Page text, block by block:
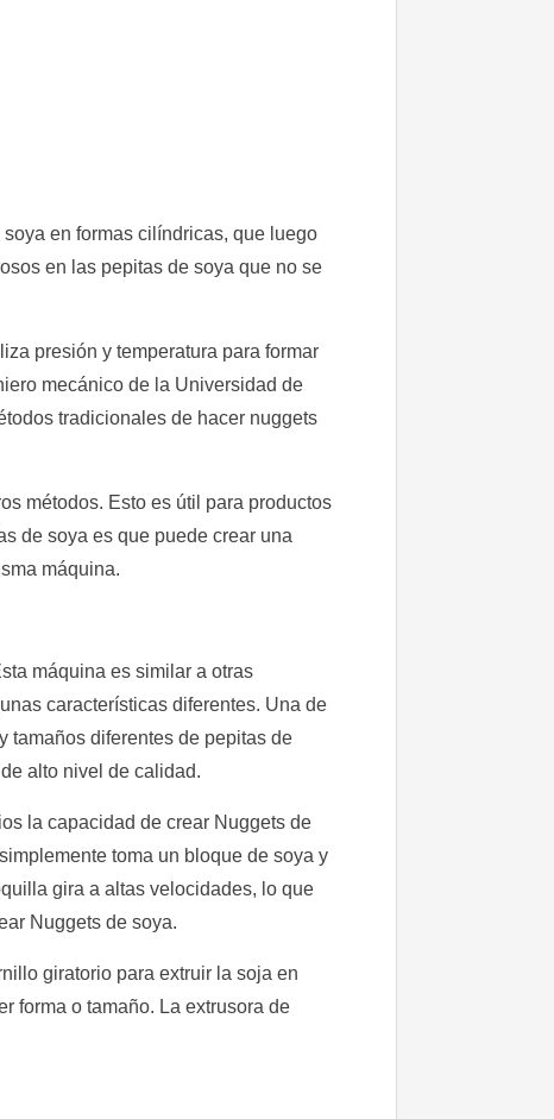
en formas cilíndricas, que luego
en las pepitas de soya que no se
presión y temperatura para formar
mecánico de la Universidad de
tradicionales de hacer nuggets
métodos. Esto es útil para productos
de soya es que puede crear una
máquina.
máquina es similar a otras
características diferentes. Una de
tamaños diferentes de pepitas de
alto nivel de calidad.
la capacidad de crear Nuggets de
toma un bloque de soya y
gira a altas velocidades, lo que
Nuggets de soya.
giratorio para extruir la soja en
forma o tamaño. La extrusora de